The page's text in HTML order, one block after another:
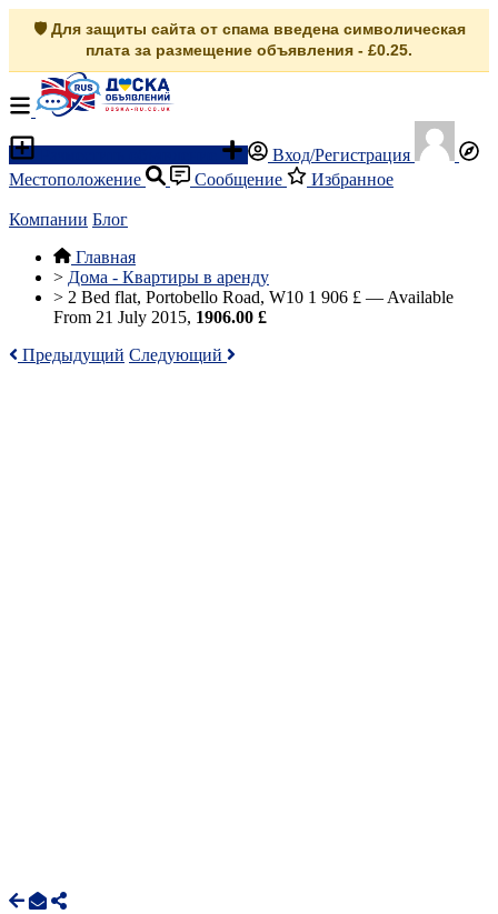
🛡️ Для защиты сайта от спама введена символическая
плата за размещение объявления - £0.25.
Вход/Регистрация
Местоположение
Сообщение Избранное
Компании Блог
Главная
> Дома - Квартиры в аренду
> 2 Bed flat, Portobello Road, W10 1 906 £ — Available
From 21 July 2015, 1906.00 £
Предыдущий Следующий